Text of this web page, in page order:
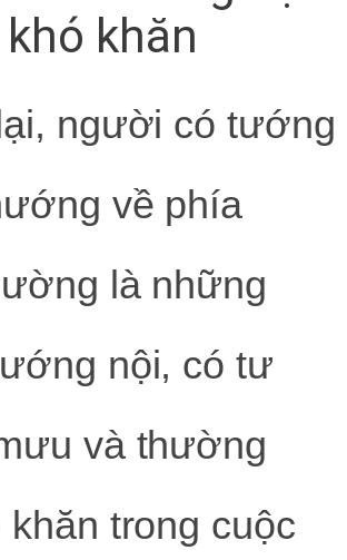
khăn
người có tướng
về phía
là những
nội, có tư
và thường
khăn trong cuộc